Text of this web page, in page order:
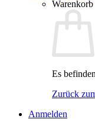
Warenkorb
Es
Zurück
Anmelden